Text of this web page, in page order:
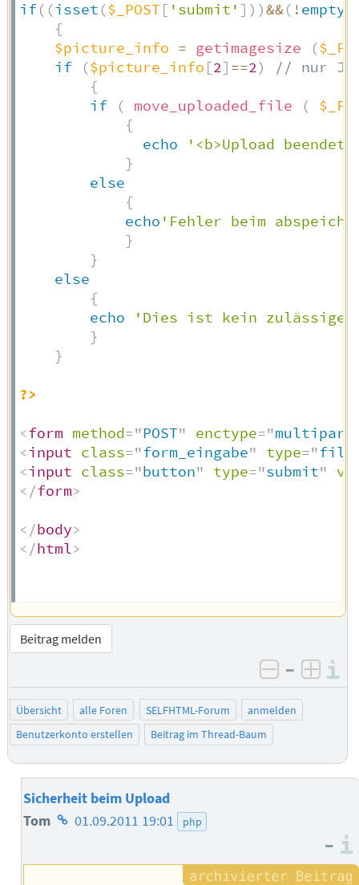
if( (isset ($_POST [ 'submit' ] ) )&&( ! empty
{
$picture_info = getimagesize (
if
($picture_info [2] ==2)
// nur
{
if
( move_uploaded_file (
{
echo
'<b>Upload
}
else
{
echo 'Fehler beim
}
}
else
{
echo
'Dies ist kein
}
}
?>
<form method="POST" enctype="
<input class="form_eingabe" type="file
<input class="button" type="submit"
</form>
</body>
</html>
Beitrag melden
negativ
–
Übersicht alle Foren SELFHTML-Forum
anmelden
Benutzerkonto erstellen
Beitrag im Thread-Baum
Sicherheit beim Upload
Tom Homepage
Autors
01.09.2011 19:01 php
–